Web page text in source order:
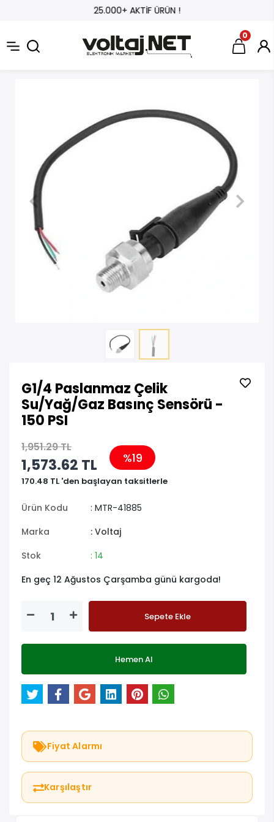
25.000+ AKTİF ÜRÜN !
0
G1/4 Paslanmaz Çelik
Su/Yağ/Gaz Basınç Sensörü -
150 PSI
1,951.29 TL
1,573.62 TL %19
170.48 TL 'den başlayan taksitlerle
Ürün Kodu
: MTR-41885
Marka
: Voltaj
Stok
: 14
En geç 12 Ağustos Çarşamba günü kargoda!
Sepete Ekle
Hemen Al
Fiyat Alarmı
Karşılaştır